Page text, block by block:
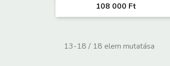
108 000 Ft
13-18 / 18 elem mutatása